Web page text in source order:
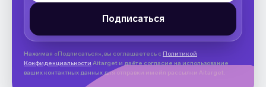
Нажимая «Подписаться», вы соглашаетесь с Политикой
Конфиденциальности Aitarget и даёте согласие на использование
ваших контактных данных для отправки имейл рассылки Aitarget.